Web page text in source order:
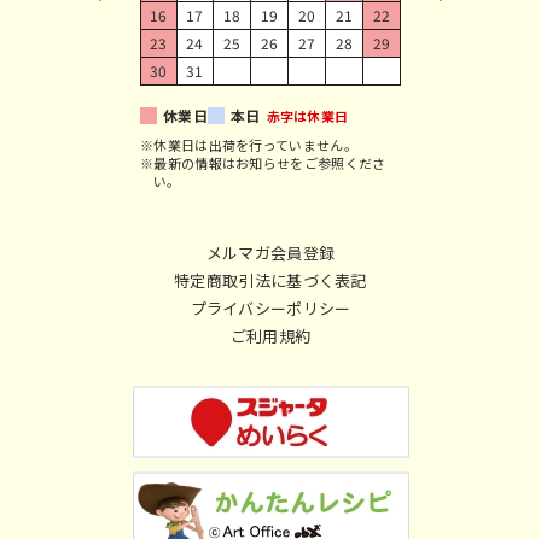
メルマガ会員登録
特定商取引法に基づく表記
プライバシーポリシー
ご利用規約
16
17 18 19 20 21
22
23
24 25 26 27 28
29
30
31
休業日 本日 赤字は休業日
※休業日は出荷を行っていません。
※最新の情報はお知らせをご参照くださ
い。